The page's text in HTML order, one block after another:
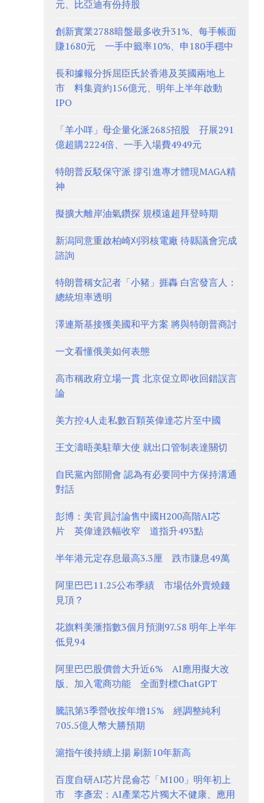
元、比亞迪有份持股
創新實業2788暗盤最多收升31%、每手帳面
賺1680元 一手中籤率10%、申180手穩中
長和據報分拆屈臣氏於香港及英國兩地上
市 料集資約156億元、明年上半年啟動
IPO
「羊小咩」母企量化派2685招股 孖展291
億超購2224倍、一手入場費4949元
特朗普反駁保守派 撐引進專才體現MAGA精
神
擬擴大離岸油氣鑽探 規模遠超拜登時期
新潟同意重啟柏崎刈羽核電廠 待縣議會完成
諮詢
特朗普稱女記者「小豬」捱轟 白宮發言人：
總統坦率透明
澤連斯基接獲美國和平方案 將與特朗普商討
一文看懂俄美如何表態
高市稱政府立場一貫 北京促立即收回錯誤言
論
美方控4人走私數百顆英偉達芯片至中國
王文濤晤美駐華大使 就出口管制表達關切
自民黨內部開會 認為有必要同中方保持溝通
對話
彭博：美官員討論售中國H200高階AI芯
片 英偉達跌幅收窄 道指升493點
半年港元定存息最高3.3厘 跌市賺息49萬
阿里巴巴11.25公布季績 市場估外賣燒錢
見頂？
花旗料美滙指數3個月預測97.58 明年上半年
低見94
阿里巴巴股價曾大升近6% AI應用擬大改
版、加入電商功能 全面對標ChatGPT
騰訊第3季營收按年增15% 經調整純利
705.5億人幣大勝預期
滬指午後持續上揚 刷新10年新高
百度自研AI芯片昆侖芯「M100」明年初上
市 李彥宏：AI產業芯片獨大不健康、應用